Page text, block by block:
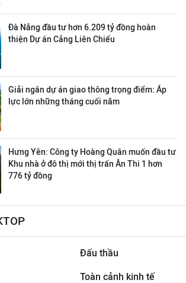
Đà Nẵng đầu tư hơn 6.209 tỷ đồng hoàn
thiện Dự án Cảng Liên Chiểu
Giải ngân dự án giao thông trọng điểm: Áp
lực lớn những tháng cuối năm
Hưng Yên: Công ty Hoàng Quân muốn đầu tư
Khu nhà ở đô thị mới thị trấn Ân Thi 1 hơn
776 tỷ đồng
Đấu thầu
Toàn cảnh kinh tế